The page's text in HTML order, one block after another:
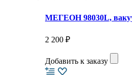
МЕГЕОН 98030L,
2 200 ₽
Добавить к заказу